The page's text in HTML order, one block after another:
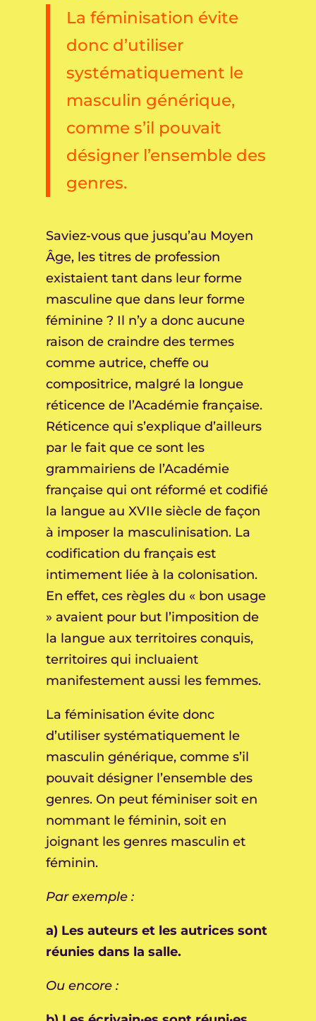
La féminisation évite
donc d’utiliser
systématiquement le
masculin générique,
comme s’il pouvait
désigner l’ensemble des
genres.
Saviez-vous que jusqu’au Moyen
Âge, les titres de profession
existaient tant dans leur forme
masculine que dans leur forme
féminine ? Il n’y a donc aucune
raison de craindre des termes
comme autrice, cheffe ou
compositrice, malgré la longue
réticence de l’Académie française.
Réticence qui s’explique d’ailleurs
par le fait que ce sont les
grammairiens de l’Académie
française qui ont réformé et codifié
la langue au XVIIe siècle de façon
à imposer la masculinisation. La
codification du français est
intimement liée à la colonisation.
En effet, ces règles du « bon usage
» avaient pour but l’imposition de
la langue aux territoires conquis,
territoires qui incluaient
manifestement aussi les femmes.
La féminisation évite donc
d’utiliser systématiquement le
masculin générique, comme s’il
pouvait désigner l’ensemble des
genres. On peut féminiser soit en
nommant le féminin, soit en
joignant les genres masculin et
féminin.
Par exemple :
a) Les auteurs et les autrices sont
réunies dans la salle.
Ou encore :